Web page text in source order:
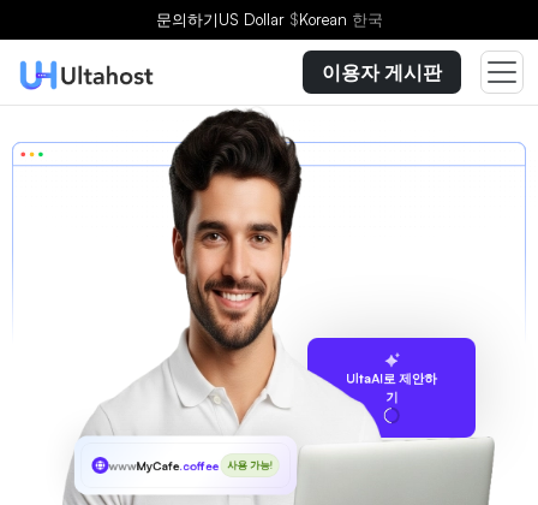
문의하기US Dollar $Korean 한국
이용자 게시판
UltaAI로 제안하
기
wwwMyCafe.coffee 사용 가능!